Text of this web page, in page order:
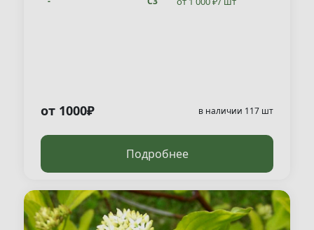
от 1000₽ в наличии 117 шт
Подробнее